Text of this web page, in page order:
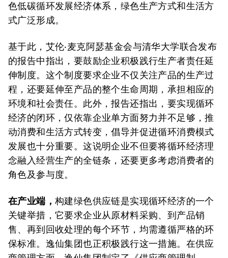
色低碳循环发展经济体系，绿色生产方式和生活方
式广泛形成。
基于此，艾伦·麦克阿瑟基金会与清华大学联合发布
的报告中指出，要鼓励企业积极践行生产者责任延
伸制度。这个制度要求企业不仅关注产品的生产过
程，还要延伸至产品的整个生命周期，承担相应的
环境和社会责任。此外，报告还指出，要实现循环
经济的闭环，仅依靠企业单方面努力并不足够，推
动消费和生活方式转变，倡导并促进循环消费模式
发展也十分重要。这说明企业不但要将循环经济理
念融入经营生产的全链条，还要更多考虑消费者的
角色及参与度。
在产业端， 构建绿色供应链是实现循环经济的一个
关键举措，它要求企业从原材料采购、到产品销
售、再到回收处理的每个环节，均需遵循严格的环
保标准。逸仙集团也正积极践行这一措施。在供应